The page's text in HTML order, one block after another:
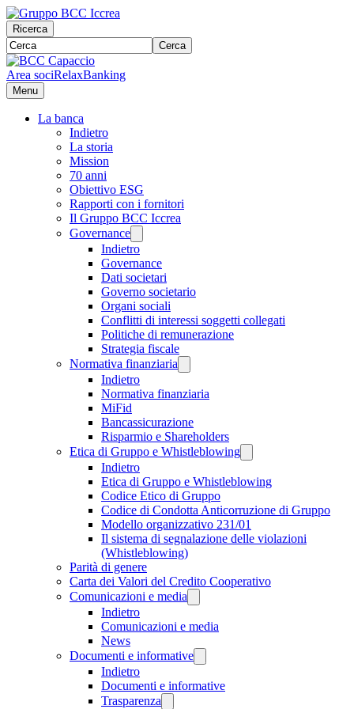
Ricerca
Cerca
Area sociRelaxBanking
Menu
La banca
Indietro
La storia
Mission
70 anni
Obiettivo ESG
Rapporti con i fornitori
Il Gruppo BCC Iccrea
Governance
Indietro
Governance
Dati societari
Governo societario
Organi sociali
Conflitti di interessi soggetti collegati
Politiche di remunerazione
Strategia fiscale
Normativa finanziaria
Indietro
Normativa finanziaria
MiFid
Bancassicurazione
Risparmio e Shareholders
Etica di Gruppo e Whistleblowing
Indietro
Etica di Gruppo e Whistleblowing
Codice Etico di Gruppo
Codice di Condotta Anticorruzione di Gruppo
Modello organizzativo 231/01
Il sistema di segnalazione delle violazioni
(Whistleblowing)
Parità di genere
Carta dei Valori del Credito Cooperativo
Comunicazioni e media
Indietro
Comunicazioni e media
News
Documenti e informative
Indietro
Documenti e informative
Trasparenza